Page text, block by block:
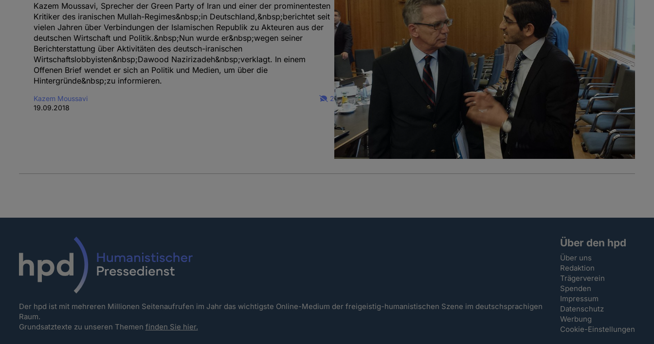
Kazem Moussavi, Sprecher der Green Party of Iran und einer der prominentesten
Kritiker des iranischen Mullah-Regimes&nbsp;in Deutschland,&nbsp;berichtet seit
vielen Jahren über Verbindungen der Islamischen Republik zu Akteuren aus der
deutschen Wirtschaft und Politik.&nbsp;Nun wurde er&nbsp;wegen seiner
Berichterstattung über Aktivitäten des deutsch-iranischen
Wirtschaftslobbyisten&nbsp;Dawood Nazirizadeh&nbsp;verklagt. In einem
Offenen Brief wendet er sich an Politik und Medien, um über die
Hintergründe&nbsp;zu informieren.
Kazem Moussavi
19.09.2018
2
Der hpd ist mit mehreren Millionen Seitenaufrufen im Jahr das wichtigste Online-Medium der freigeistig-humanistischen Szene im deutschsprachigen
Raum.
Grundsatztexte zu unseren Themen finden Sie hier.
Über den hpd
Über uns
Redaktion
Trägerverein
Spenden
Impressum
Datenschutz
Werbung
Cookie-Einstellungen